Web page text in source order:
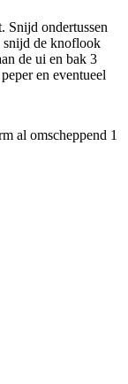
Snijd ondertussen
snijd de knoflook
de ui en bak 3
en eventueel
al omscheppend 1